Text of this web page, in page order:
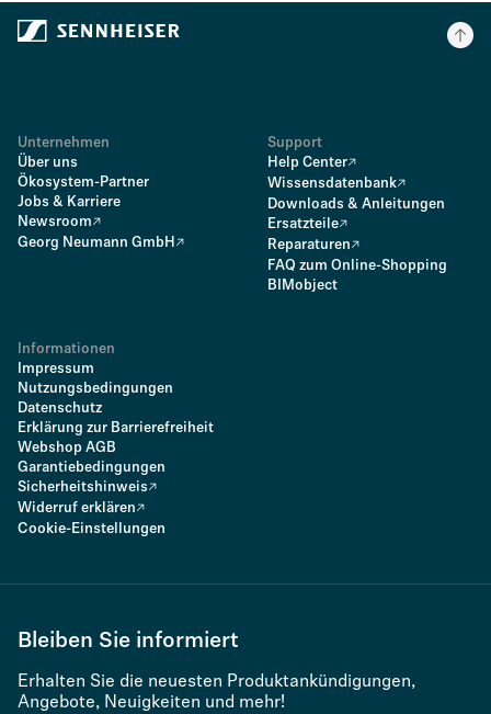
Unternehmen
Über uns
Ökosystem-Partner
Jobs & Karriere
Newsroom
Georg Neumann GmbH
Support
Help Center
Wissensdatenbank
Downloads & Anleitungen
Ersatzteile
Reparaturen
FAQ zum Online-Shopping
BIMobject
Informationen
Impressum
Nutzungsbedingungen
Datenschutz
Erklärung zur Barrierefreiheit
Webshop AGB
Garantiebedingungen
Sicherheitshinweis
Widerruf erklären
Cookie-Einstellungen
Bleiben Sie informiert
Erhalten Sie die neuesten Produktankündigungen,
Angebote, Neuigkeiten und mehr!